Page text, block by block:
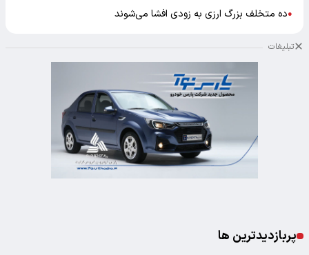
●ده متخلف بزرگ ارزی به زودی افشا می‌شوند
تبلیغات
پربازدیدترین ها